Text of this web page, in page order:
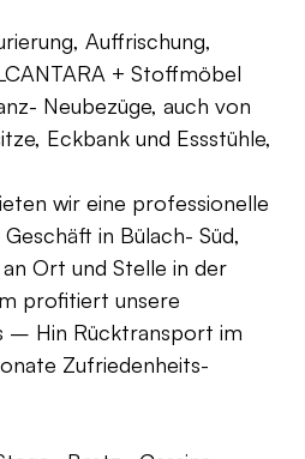
Auffrischung,
+ Stoffmöbel
Neubezüge, auch von
Eckbank und Essstühle,
wir eine professionelle
in Bülach- Süd,
Ort und Stelle in der
profitiert unsere
– Hin Rücktransport im
Zufriedenheits-